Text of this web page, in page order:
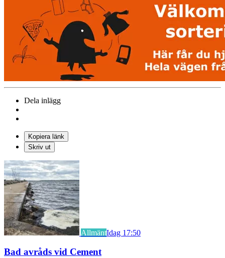
Dela inlägg
Kopiera länk
Skriv ut
AllmäntIdag 17:50
Bad avråds vid Cement